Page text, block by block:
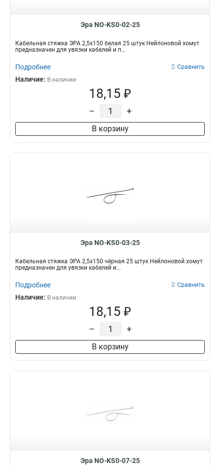
Эра NO-KS0-02-25
Кабельная стяжка ЭРА 2,5х150 белая 25 штук Нейлоновой хомут
предназначен для увязки кабелей и п...
Подробнее Сравнить
Наличие: В наличии
18,15 ₽
– +
В корзину
Эра NO-KS0-03-25
Кабельная стяжка ЭРА 2,5х150 чёрная 25 штук Нейлоновой хомут
предназначен для увязки кабелей и...
Подробнее Сравнить
Наличие: В наличии
18,15 ₽
– +
В корзину
Эра NO-KS0-07-25